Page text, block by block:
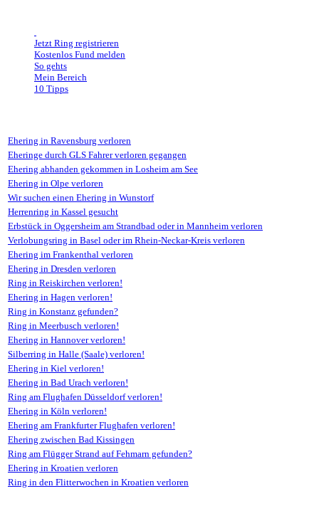
Jetzt Ring registrieren
Kostenlos Fund melden
So gehts
Mein Bereich
10 Tipps
Ehering in Ravensburg verloren
Eheringe durch GLS Fahrer verloren gegangen
Ehering abhanden gekommen in Losheim am See
Ehering in Olpe verloren
Wir suchen einen Ehering in Wunstorf
Herrenring in Kassel gesucht
Erbstück in Oggersheim am Strandbad oder in Mannheim verloren
Verlobungsring in Basel oder im Rhein-Neckar-Kreis verloren
Ehering im Frankenthal verloren
Ehering in Dresden verloren
Ring in Reiskirchen verloren!
Ehering in Hagen verloren!
Ring in Konstanz gefunden?
Ring in Meerbusch verloren!
Ehering in Hannover verloren!
Silberring in Halle (Saale) verloren!
Ehering in Kiel verloren!
Ehering in Bad Urach verloren!
Ring am Flughafen Düsseldorf verloren!
Ehering in Köln verloren!
Ehering am Frankfurter Flughafen verloren!
Ehering zwischen Bad Kissingen
Ring am Flügger Strand auf Fehmarn gefunden?
Ehering in Kroatien verloren
Ring in den Flitterwochen in Kroatien verloren